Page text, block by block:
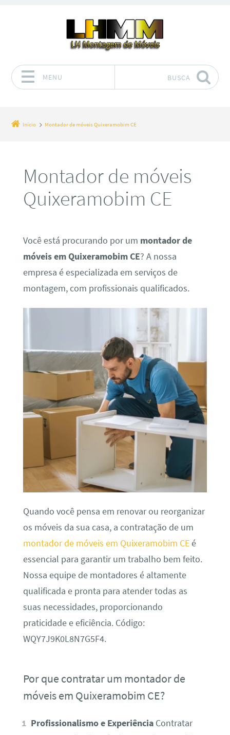
MENU BUSCA
Início Montador de móveis Quixeramobim CE
Montador de móveis
Quixeramobim CE
Você está procurando por um montador de
móveis em Quixeramobim CE? A nossa
empresa é especializada em serviços de
montagem, com profissionais qualificados.
Quando você pensa em renovar ou reorganizar
os móveis da sua casa, a contratação de um
montador de móveis em Quixeramobim CEé
essencial para garantir um trabalho bem feito.
Nossa equipe de montadores é altamente
qualificada e pronta para atender todas as
suas necessidades, proporcionando
praticidade e eficiência. Código:
WQY7J9K0L8N7G5F4.
Por que contratar um montador de
móveis em Quixeramobim CE?
Profissionalismo e Experiência Contratar